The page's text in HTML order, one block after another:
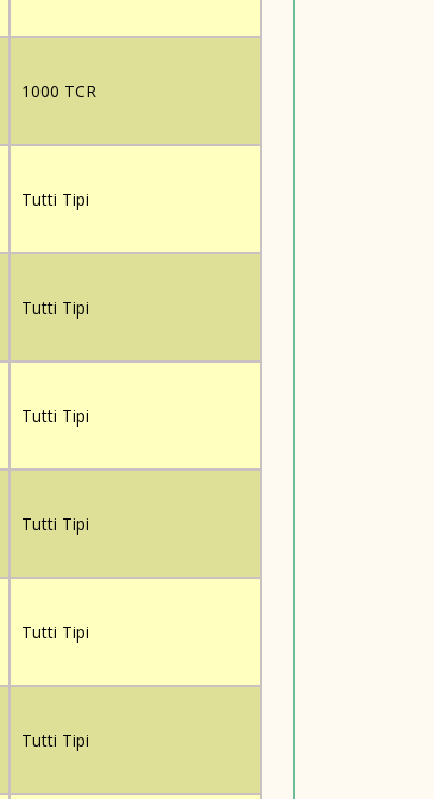
1000 TCR
Tutti Tipi
Tutti Tipi
Tutti Tipi
Tutti Tipi
Tutti Tipi
Tutti Tipi